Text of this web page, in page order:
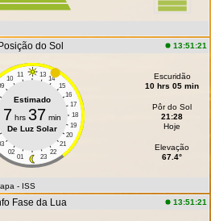
Posição do Sol 13:51:21
11 13
10
14
15
16
17
18
19
20
21
02
22
01 23
Estimado
7 hrs 37 min
De Luz Solar
Escuridão
10 hrs 05 min
Pôr do Sol
21:28
Hoje
Elevação
67.4°
- ISS
Fase da Lua 13:51:21